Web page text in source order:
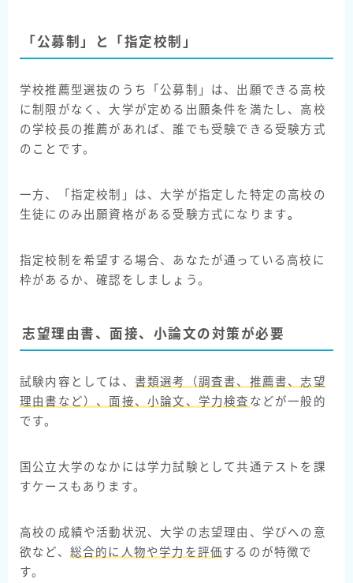
「公募制」と「指定校制」
学校推薦型選抜のうち「公募制」は、出願できる高校
に制限がなく、大学が定める出願条件を満たし、高校
の学校長の推薦があれば、誰でも受験できる受験方式
のことです。
一方、「指定校制」は、大学が指定した特定の高校の
生徒にのみ出願資格がある受験方式になります。
指定校制を希望する場合、あなたが通っている高校に
枠があるか、確認をしましょう。
志望理由書、面接、小論文の対策が必要
試験内容としては、 書類選考（調査書、推薦書、志望
理由書など）、面接、小論文、学力検査 などが一般的
です。
国公立大学のなかには学力試験として共通テストを課
すケースもあります。
高校の成績や活動状況、大学の志望理由、学びへの意
欲など、 総合的に人物や学力を評価するのが特徴で
す。